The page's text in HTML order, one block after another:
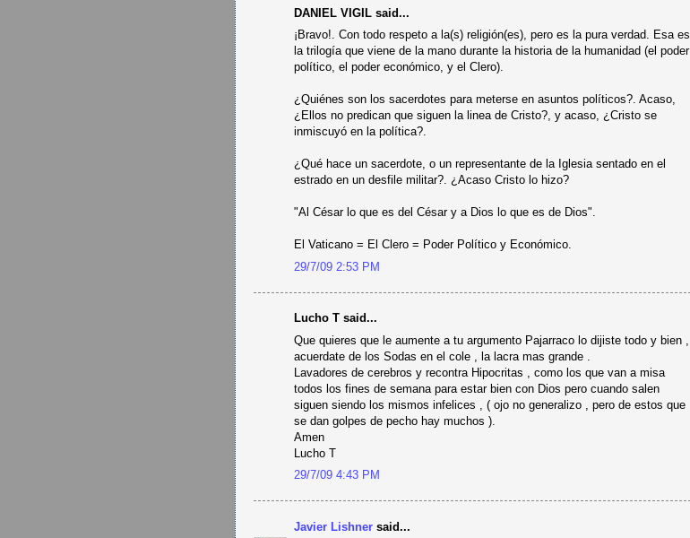
DANIEL VIGIL said...
¡Bravo!. Con todo respeto a la(s) religión(es), pero es la pura verdad. Esa es
la trilogía que viene de la mano durante la historia de la humanidad (el poder
político, el poder económico, y el Clero).
¿Quiénes son los sacerdotes para meterse en asuntos políticos?. Acaso,
¿Ellos no predican que siguen la linea de Cristo?, y acaso, ¿Cristo se
inmiscuyó en la política?.
¿Qué hace un sacerdote, o un representante de la Iglesia sentado en el
estrado en un desfile militar?. ¿Acaso Cristo lo hizo?
"Al César lo que es del César y a Dios lo que es de Dios".
El Vaticano = El Clero = Poder Político y Económico.
29/7/09 2:53 PM
Lucho T said...
Que quieres que le aumente a tu argumento Pajarraco lo dijiste todo y bien ,
acuerdate de los Sodas en el cole , la lacra mas grande .
Lavadores de cerebros y recontra Hipocritas , como los que van a misa
todos los fines de semana para estar bien con Dios pero cuando salen
siguen siendo los mismos infelices , ( ojo no generalizo , pero de estos que
se dan golpes de pecho hay muchos ).
Amen
Lucho T
29/7/09 4:43 PM
Javier Lishner said...